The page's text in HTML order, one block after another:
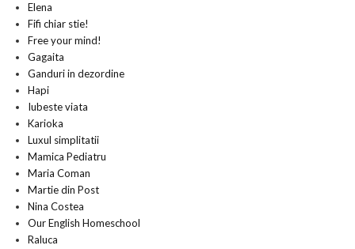
Elena
Fifi chiar stie!
Free your mind!
Gagaita
Ganduri in dezordine
Hapi
Iubeste viata
Karioka
Luxul simplitatii
Mamica Pediatru
Maria Coman
Martie din Post
Nina Costea
Our English Homeschool
Raluca